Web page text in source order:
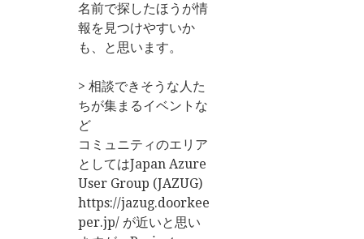
名前で探したほうが情
報を見つけやすいか
も、と思います。
> 相談できそうな人た
ちが集まるイベントな
ど
コミュニティのエリア
としてはJapan Azure
User Group (JAZUG)
https://jazug.doorkee
per.jp/ が近いと思い